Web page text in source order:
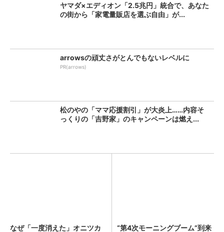
ヤマダ×エディオン「2.5兆円」統合で、あなた
の街から「家電量販店を選ぶ自由」が...
arrowsの頑丈さがとんでもないレベルに
PR(arrows)
松のやの「ママ応援割引」が大炎上……内容そ
っくりの「吉野家」のキャンペーンは燃え...
なぜ「一度消えた」オニツカ
“第4次モーニングブーム”到来